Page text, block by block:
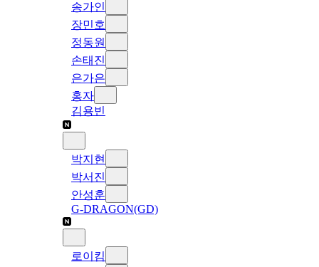
송가인
장민호
정동원
손태진
은가은
홍자
김용빈
박지현
박서진
안성훈
G-DRAGON(GD)
로이킴